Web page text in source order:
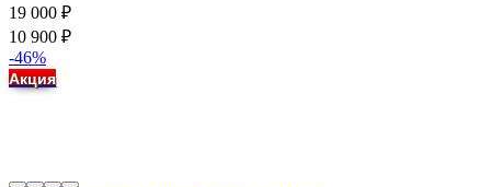
19 000 ₽
10 900 ₽
-46%
Акция